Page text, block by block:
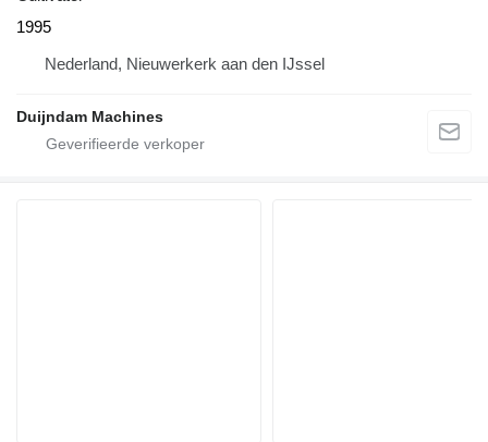
1995
Nederland, Nieuwerkerk aan den IJssel
Duijndam Machines